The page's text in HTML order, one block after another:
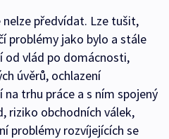
nelze předvídat. Lze tušit,
problémy jako bylo a stále
od vlád po domácnosti,
úvěrů, ochlazení
trhu práce a s ním spojený
riziko obchodních válek,
problémy rozvíjejících se